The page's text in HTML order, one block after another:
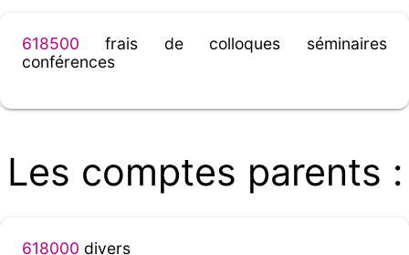
618500 frais de colloques séminaires
conférences
Les comptes parents :
618000 divers